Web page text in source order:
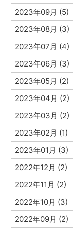
2023年09月 (5)
2023年08月 (3)
2023年07月 (4)
2023年06月 (3)
2023年05月 (2)
2023年04月 (2)
2023年03月 (2)
2023年02月 (1)
2023年01月 (3)
2022年12月 (2)
2022年11月 (2)
2022年10月 (3)
2022年09月 (2)